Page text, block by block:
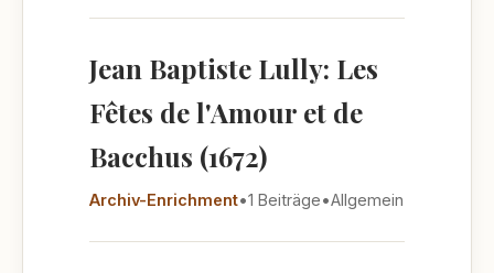
Jean Baptiste Lully: Les
Fêtes de l'Amour et de
Bacchus (1672)
Archiv-Enrichment•1 Beiträge•Allgemein